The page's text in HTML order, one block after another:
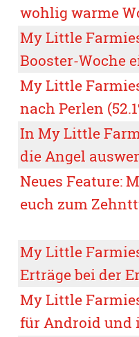
wohlig warme
My Little
Booster-Woche
My Little
nach Perlen
In My Little
die Angel
Neues Feature:
euch zum
My Little
Erträge bei der
My Little
für Android und